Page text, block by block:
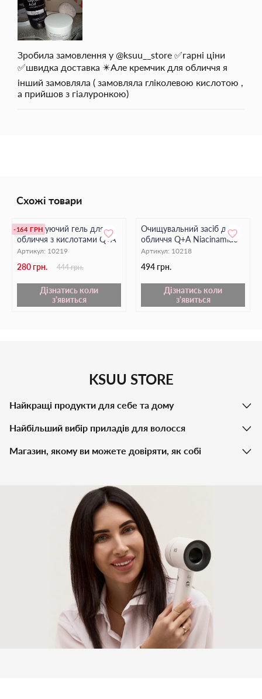
Зробила замовлення у @ksuu__store ✅гарні ціни
✅швидка доставка ✴️Але кремчик для обличчя я
інший замовляла ( замовляла гліколевою кислотою ,
а прийшов з гіалуронкою)
Схожі товари
-164 ГРН
Відлущуючий гель для
обличчя з кислотами Q+A
Артикул: 10219
280 грн. 444 грн.
Дізнатись коли
з'явиться
Очищувальний засіб для
обличчя Q+A Niacinamide
Артикул: 10218
494 грн.
Дізнатись коли
з'явиться
KSUU STORE
Найкращі продукти для себе та дому
Найбільший вибір приладів для волосся
Магазин, якому ви можете довіряти, як собі